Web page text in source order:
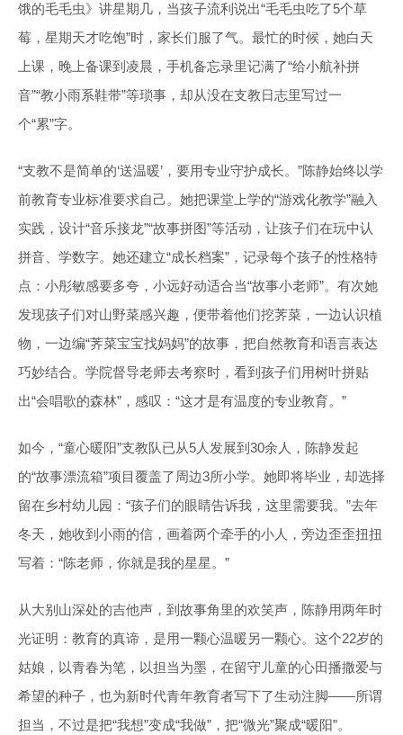
饿的毛毛虫》讲星期几，当孩子流利说出“毛毛虫吃了5个草
莓，星期天才吃饱”时，家长们服了气。最忙的时候，她白天
上课，晚上备课到凌晨，手机备忘录里记满了“给小航补拼
音”“教小雨系鞋带”等琐事，却从没在支教日志里写过一
个“累”字。
“支教不是简单的‘送温暖’，要用专业守护成长。”陈静始终以学
前教育专业标准要求自己。她把课堂上学的“游戏化教学”融入
实践，设计“音乐接龙”“故事拼图”等活动，让孩子们在玩中认
拼音、学数字。她还建立“成长档案”，记录每个孩子的性格特
点：小彤敏感要多夸，小远好动适合当“故事小老师”。有次她
发现孩子们对山野菜感兴趣，便带着他们挖荠菜，一边认识植
物，一边编“荠菜宝宝找妈妈”的故事，把自然教育和语言表达
巧妙结合。学院督导老师去考察时，看到孩子们用树叶拼贴
出“会唱歌的森林”，感叹：“这才是有温度的专业教育。”
如今，“童心暖阳”支教队已从5人发展到30余人，陈静发起
的“故事漂流箱”项目覆盖了周边3所小学。她即将毕业，却选择
留在乡村幼儿园：“孩子们的眼睛告诉我，这里需要我。”去年
冬天，她收到小雨的信，画着两个牵手的小人，旁边歪歪扭扭
写着：“陈老师，你就是我的星星。”
从大别山深处的吉他声，到故事角里的欢笑声，陈静用两年时
光证明：教育的真谛，是用一颗心温暖另一颗心。这个22岁的
姑娘，以青春为笔，以担当为墨，在留守儿童的心田播撒爱与
希望的种子，也为新时代青年教育者写下了生动注脚——所谓
担当，不过是把“我想”变成“我做”，把“微光”聚成“暖阳”。